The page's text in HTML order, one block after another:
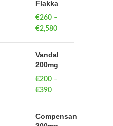
Flakka
€260 –
€2,580
€260
through
Vandal
200mg
€200 –
€390
through
Compensan